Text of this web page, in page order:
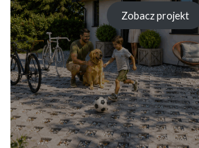
Zobacz projekt